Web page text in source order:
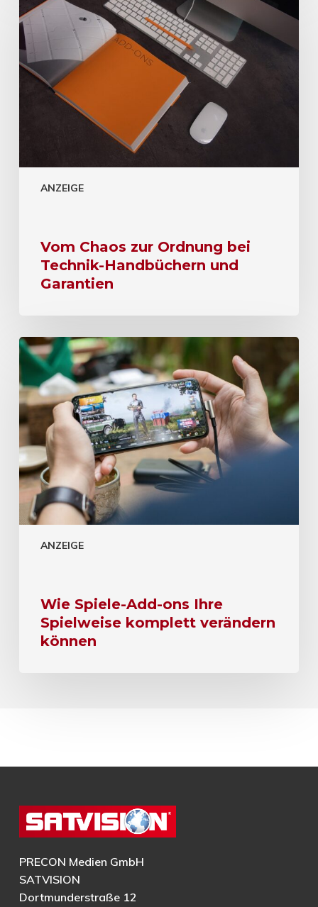
ANZEIGE
Vom Chaos zur Ordnung bei
Technik-Handbüchern und
Garantien
ANZEIGE
Wie Spiele-Add-ons Ihre
Spielweise komplett verändern
können
PRECON Medien GmbH
SATVISION
Dortmunderstraße 12